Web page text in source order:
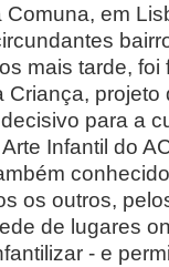
em
mais tarde, foi
Criança, projeto
para a
Infantil do
os outros,
de lugares
- e